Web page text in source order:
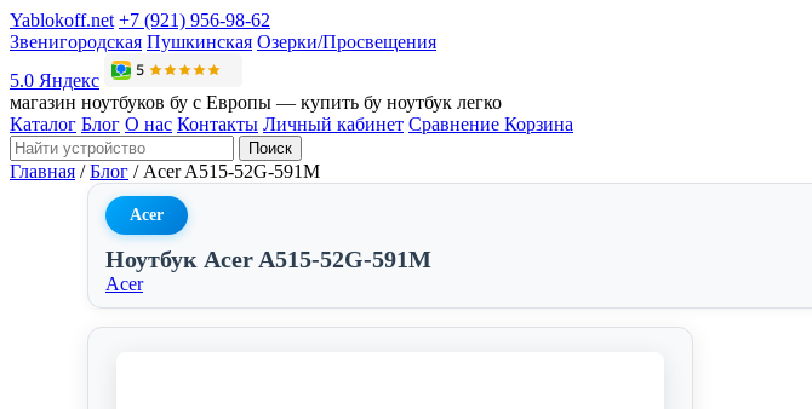
Yablokoff.net +7 (921) 956-98-62
Звенигородская Пушкинская Озерки/Просвещения
5.0 Яндекс
магазин ноутбуков бу с Европы — купить бу ноутбук легко
Каталог Блог О нас Контакты Личный кабинет Сравнение Корзина
Поиск
Главная / Блог / Acer A515-52G-591M
Acer
Ноутбук Acer A515-52G-591M
Acer